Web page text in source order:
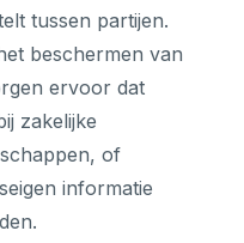
tussen partijen.
beschermen van
ervoor dat
zakelijke
of
informatie